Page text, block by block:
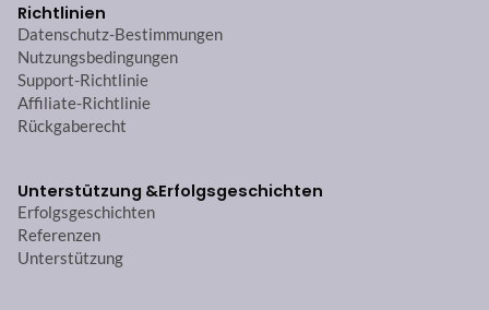
Richtlinien
Datenschutz-Bestimmungen
Nutzungsbedingungen
Support-Richtlinie
Affiliate-Richtlinie
Rückgaberecht
Unterstützung &Erfolgsgeschichten
Erfolgsgeschichten
Referenzen
Unterstützung